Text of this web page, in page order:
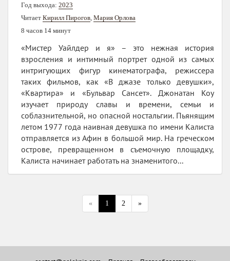
Год выхода: 2023
Читает Кирилл Пирогов Мария Орлова
8 часов 14 минут
«Мистер Уайлдер и я» – это нежная история
взросления и интимный портрет одной из самых
интригующих фигур кинематографа, режиссера
таких фильмов, как «В джазе только девушки»,
«Квартира» и «Бульвар Сансет». Джонатан Коу
изучает природу славы и времени, семьи и
соблазнительной, но опасной ностальгии. Пьянящим
летом 1977 года наивная девушка по имени Калиста
отправляется из Афин в большой мир. На греческом
острове, превращенном в съемочную площадку,
Калиста начинает работать на знаменитого...
« 1 2 »